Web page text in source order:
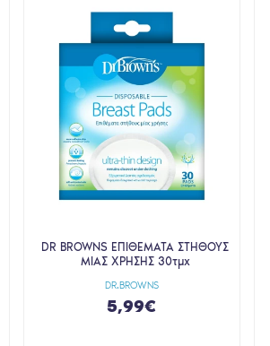
DR.BROWNS
DR BROWNS ΕΠΙΘΕΜΑΤΑ ΣΤΗΘΟΥΣ
ΜΙΑΣ ΧΡΗΣΗΣ 30τμχ
5,99€